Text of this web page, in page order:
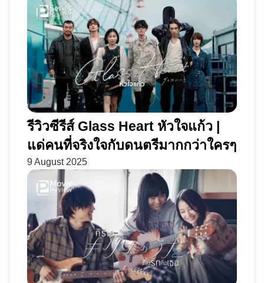
ความ
ทรง
จำ...ไม่
เคย
ลบ
เลือน
นาย
แพท
ประจำ
ปี
2560
รีวิวซีรีส์ Glass Heart หัวใจแก้ว |
แด่คนที่จริงใจกับดนตรีมากกว่าใครๆ
9 August 2025